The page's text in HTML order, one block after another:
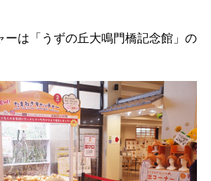
ーは「うずの丘大鳴門橋記念館」の